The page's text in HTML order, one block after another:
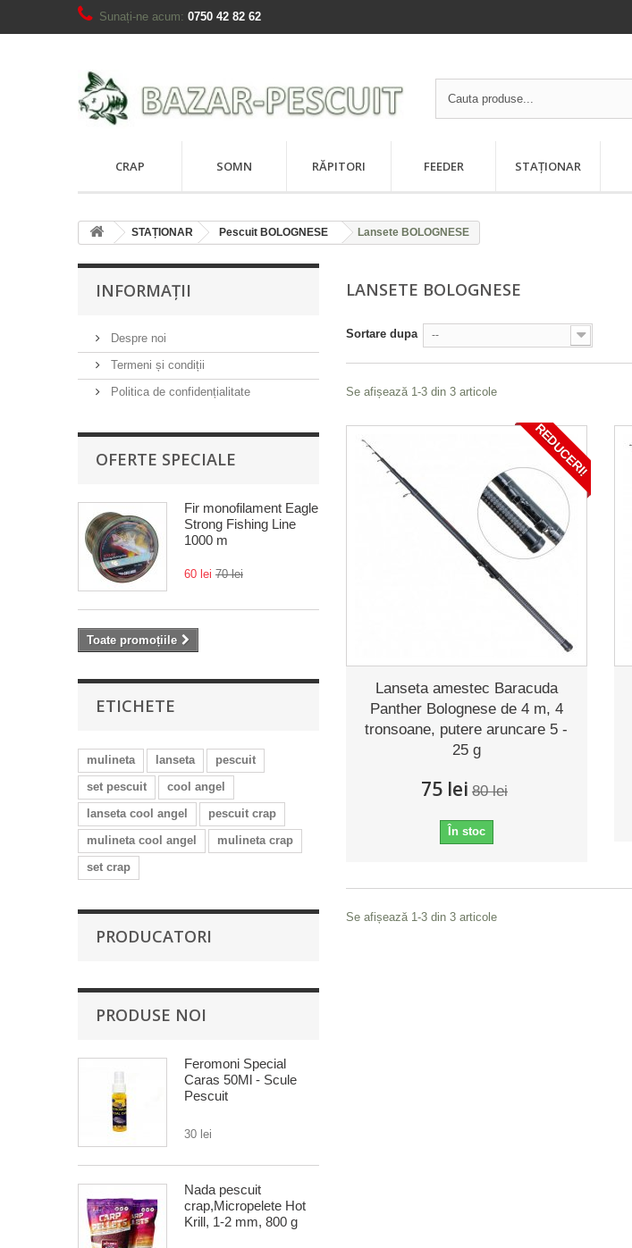
Sunați-ne acum: 0750 42 82 62
CRAP SOMN RĂPITORI FEEDER STAȚIONAR
STAȚIONAR Pescuit BOLOGNESE Lansete BOLOGNESE
INFORMAȚII
Despre noi
Termeni și condiții
Politica de confidențialitate
OFERTE SPECIALE
Fir monofilament Eagle
Strong Fishing Line
1000 m
60 lei 70 lei
Toate promoțiile
ETICHETE
mulineta lanseta
pescuit
set pescuit
cool angel
lanseta cool angel
pescuit crap
mulineta cool angel
mulineta crap
set crap
PRODUCATORI
PRODUSE NOI
Feromoni Special
Caras 50Ml - Scule
Pescuit
30 lei
Nada pescuit
crap,Micropelete Hot
Krill, 1-2 mm, 800 g
LANSETE BOLOGNESE
Sortare dupa --
Se afișează 1-3 din 3 articole
REDUCERI!
Lanseta amestec Baracuda
Panther Bolognese de 4 m, 4
tronsoane, putere aruncare 5 -
25 g
75 lei 80 lei
În stoc
Se afișează 1-3 din 3 articole